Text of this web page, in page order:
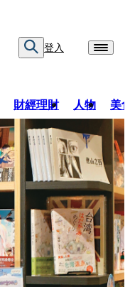
登入
財經理財 人物 美